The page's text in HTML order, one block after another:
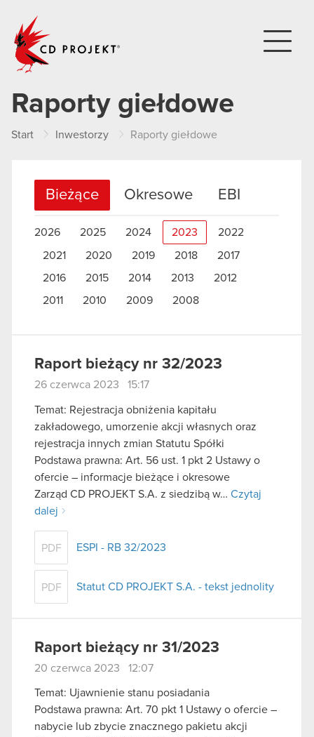
Raporty giełdowe
Start Inwestorzy Raporty giełdowe
Bieżące Okresowe EBI
2026 2025 2024 2023 2022
2021 2020 2019 2018
2017
2016
2015 2014 2013
2012
2011
2010 2009 2008
Raport bieżący nr 32/2023
26 czerwca 2023 15:17
Temat: Rejestracja obniżenia kapitału
zakładowego, umorzenie akcji własnych oraz
rejestracja innych zmian Statutu Spółki
Podstawa prawna: Art. 56 ust. 1 pkt 2 Ustawy o
ofercie – informacje bieżące i okresowe
Zarząd CD PROJEKT S.A. z siedzibą w… Czytaj
dalej
PDF ESPI - RB 32/2023
PDF Statut CD PROJEKT S.A. - tekst jednolity
Raport bieżący nr 31/2023
20 czerwca 2023 12:07
Temat: Ujawnienie stanu posiadania
Podstawa prawna: Art. 70 pkt 1 Ustawy o ofercie –
nabycie lub zbycie znacznego pakietu akcji